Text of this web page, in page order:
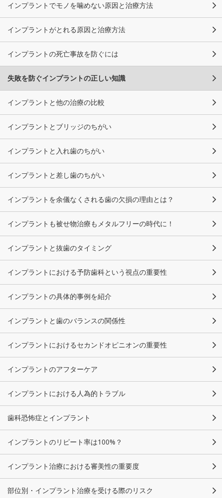
インプラントでモノを噛めない原因と治療方法
インプラントがとれる原因と治療方法
インプラントの死亡事故を防ぐには
失敗を防ぐインプラントの正しい知識
インプラントと他の治療の比較
インプラントとブリッジのちがい
インプラントと入れ歯のちがい
インプラントと差し歯のちがい
インプラントを余儀なくされる歯の欠損の理由とは？
インプラントも被せ物治療もメタルフリーの時代に！
インプラントと抜歯のタイミング
インプラントにおける予防歯科という視点の重要性
インプラントの具体的事例を紹介
インプラントと歯のバランスの関係性
インプラントにおけるセカンドオピニオンの重要性
インプラントのアフターケア
インプラントにおける人為的トラブル
歯科恐怖症とインプラント
インプラントのリピート率は100%？
インプラント治療における審美性の重要度
部位別・インプラント治療を受ける際のリスク